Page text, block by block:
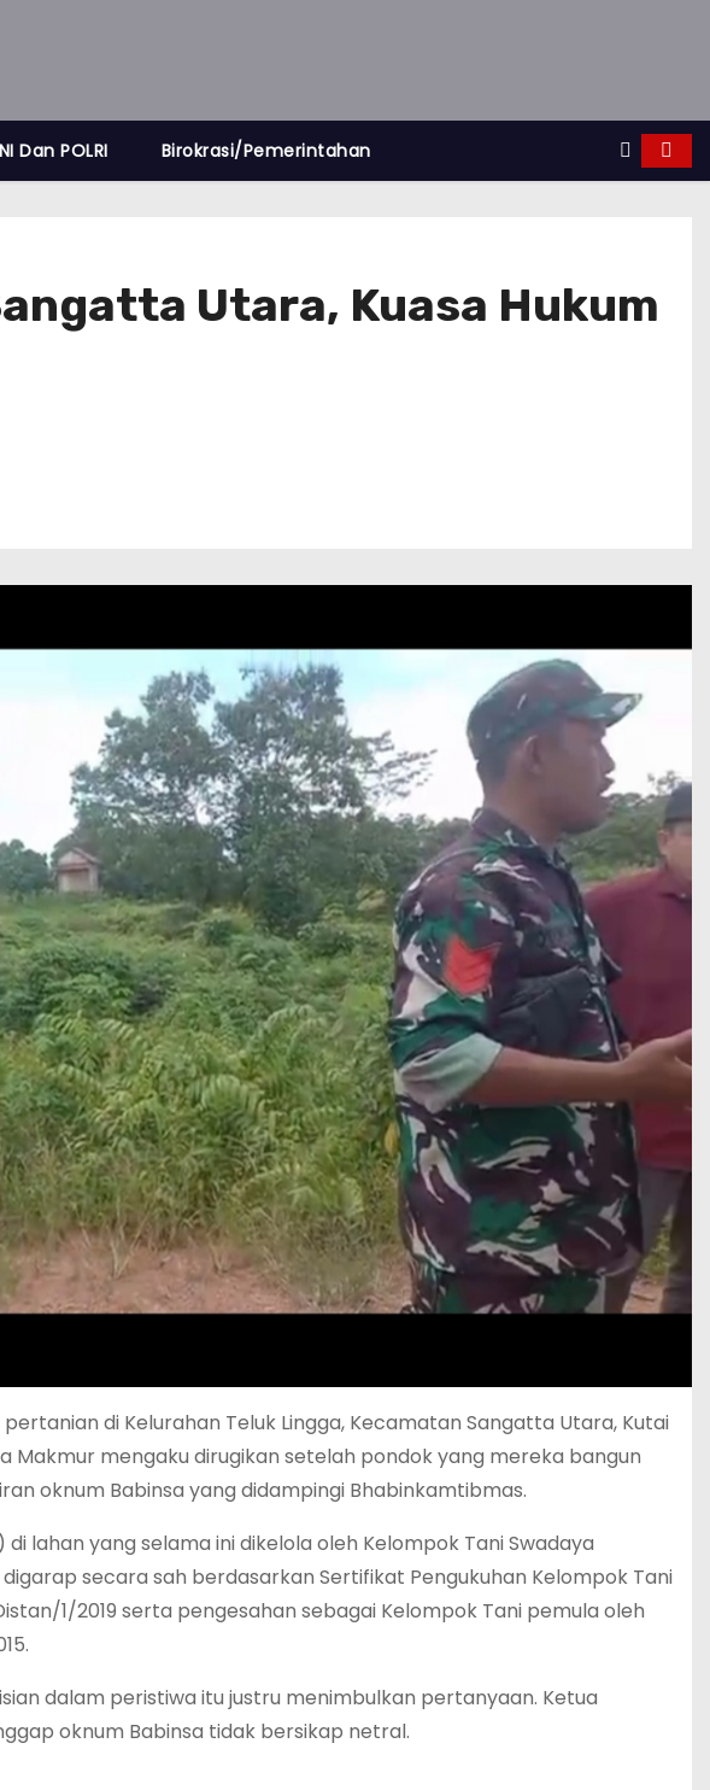
Dan POLRI Birokrasi/Pemerintahan
Utara, Kuasa Hukum
di Kelurahan Teluk Lingga, Kecamatan Sangatta Utara, Kutai
Makmur mengaku dirugikan setelah pondok yang mereka bangun
oknum Babinsa yang didampingi Bhabinkamtibmas.
lahan yang selama ini dikelola oleh Kelompok Tani Swadaya
secara sah berdasarkan Sertifikat Pengukuhan Kelompok Tani
1/2019 serta pengesahan sebagai Kelompok Tani pemula oleh
dalam peristiwa itu justru menimbulkan pertanyaan. Ketua
oknum Babinsa tidak bersikap netral.